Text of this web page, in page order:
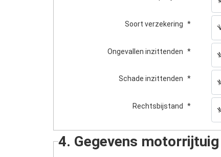
Soort verzekering *
Ongevallen inzittenden *
Schade inzittenden *
Rechtsbijstand *
4. Gegevens motorrijtuig